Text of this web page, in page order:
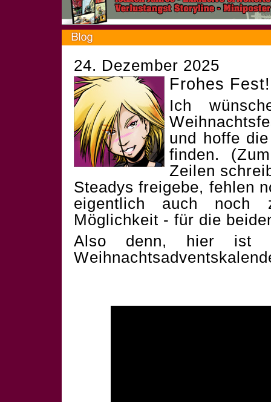
24. Dezember 2025
Frohes Fest!
Ich
und hoffe
finden.
Zeilen
Steadys freigebe, fehlen
eigentlich auch noch
Möglichkeit - für die
Also denn, hier ist